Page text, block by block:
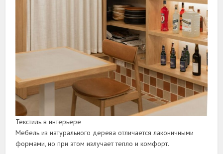
Текстиль в интерьере
Мебель из натурального дерева отличается лаконичными
формами, но при этом излучает тепло и комфорт.